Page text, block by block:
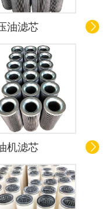
油滤芯 
机滤芯 